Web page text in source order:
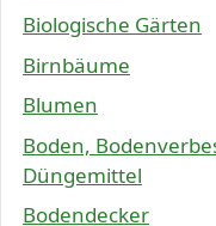
Biologische Gärten
Birnbäume
Blumen
Boden,
Düngemittel
Bodendecker